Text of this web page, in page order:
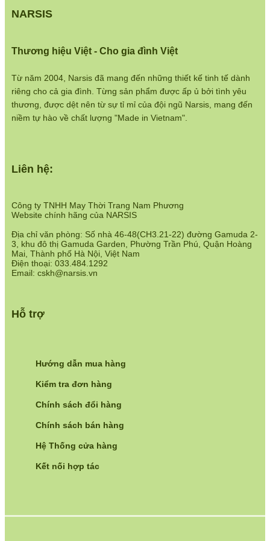
Chính sách bán hàng:
Hệ thống cửa hàng:
Công ty TNHH May Thời Trang Nam Phương
Website chính hãng của NARSIS
Địa chỉ văn phòng: Số nhà 46-48(CH3.21-22) đường Gamuda 2-
3, khu đô thị Gamuda Garden, Phường Trần Phú, Quận Hoàng
Mai, Thành phố Hà Nội, Việt Nam
Điện thoại: 033.484.1292
Email: cskh@narsis.vn
Hỗ trợ
NARSIS
Liên hệ:
Hướng dẫn mua hàng
Kiểm tra đơn hàng
Chính sách đổi hàng
Chính sách bán hàng
Hệ Thống cửa hàng
Kết nối hợp tác
Từ năm 2004, Narsis đã mang đến những thiết kế tinh tế dành
riêng cho cả gia đình. Từng sản phẩm được ấp ủ bởi tình yêu
thương, được dệt nên từ sự tỉ mỉ của đội ngũ Narsis, mang đến
niềm tự hào về chất lượng "Made in Vietnam".
Thương hiệu Việt - Cho gia đình Việt